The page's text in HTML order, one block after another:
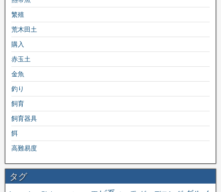
繁殖
荒木田土
購入
赤玉土
金魚
釣り
飼育
飼育器具
餌
高難易度
タグ